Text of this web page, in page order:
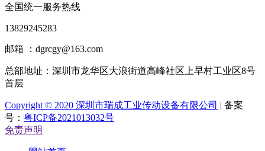
全国统一服务热线
13829245283
邮箱 ：dgrcgy@163.com
总部地址： 深圳市龙华区大浪街道高峰社区上早村工业区8号
首层
Copyright © 2020 深圳市瑞成工业传动设备有限公司 | 备案
号： 粤ICP备2021013032号
免责声明